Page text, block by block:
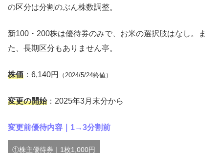
の区分は分割のぶん株数調整。
新100・200株は優待券のみで、お米の選択肢はなし。ま
た、長期区分もありません亭。
株価 ：6,140円 （2024/5/24終値）
変更の開始：2025年3月末分から
変更前優待内容｜1→3分割前
①株主優待券｜1枚1,000円